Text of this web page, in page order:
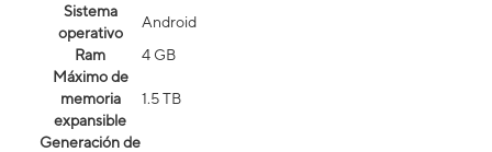
Sistema
operativo
Android
Ram
4 GB
Máximo de
memoria
expansible
1.5 TB
Generación de